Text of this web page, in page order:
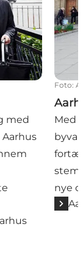
med
Foto:
Med
nye